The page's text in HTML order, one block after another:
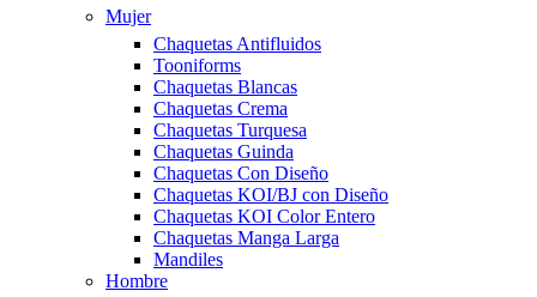
Mujer
Chaquetas Antifluidos
Tooniforms
Chaquetas Blancas
Chaquetas Crema
Chaquetas Turquesa
Chaquetas Guinda
Chaquetas Con Diseño
Chaquetas KOI/BJ con Diseño
Chaquetas KOI Color Entero
Chaquetas Manga Larga
Mandiles
Hombre